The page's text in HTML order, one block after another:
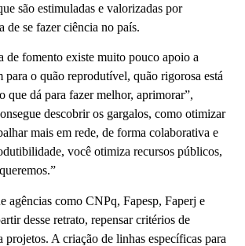
são estimuladas e valorizadas por
de se fazer ciência no país.
de fomento existe muito pouco apoio a
para o quão reprodutível, quão rigorosa está
que dá para fazer melhor, aprimorar”,
descobrir os gargalos, como otimizar
mais em rede, de forma colaborativa e
você otimiza recursos públicos,
agências como CNPq, Fapesp, Faperj e
desse retrato, repensar critérios de
projetos. A criação de linhas específicas para